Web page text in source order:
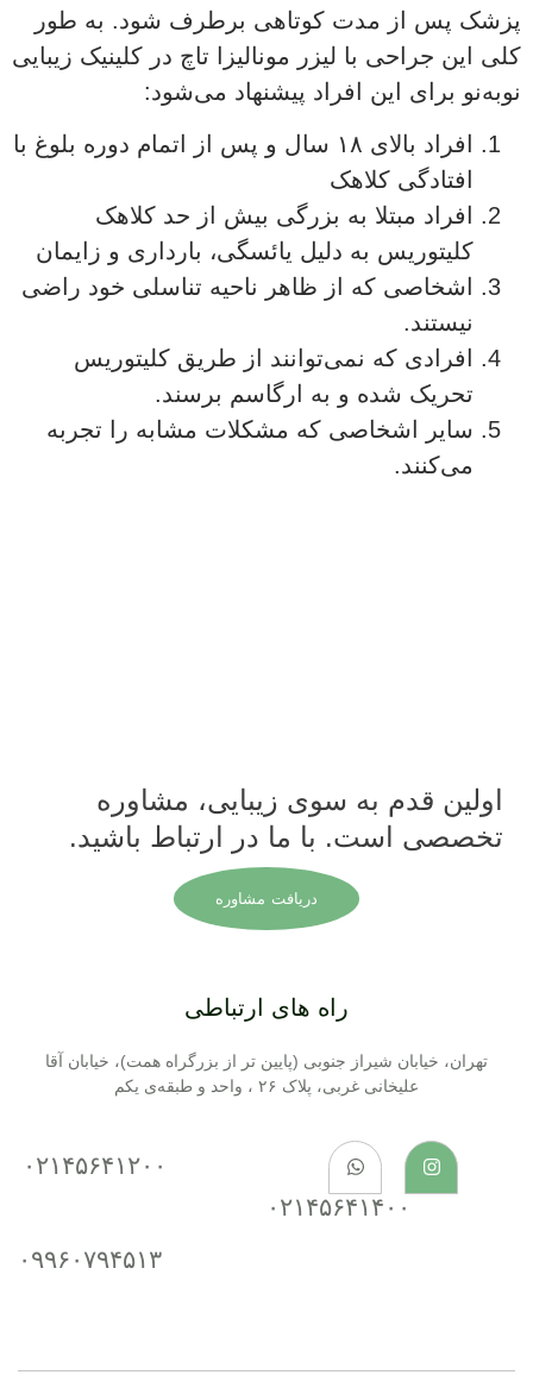
پزشک پس از مدت کوتاهی برطرف شود. به طور
کلی این جراحی با لیزر مونالیزا تاچ در کلینیک زیبایی
نوبه‌نو برای این افراد پیشنهاد می‌شود:
افراد بالای ۱۸ سال و پس از اتمام دوره بلوغ با
افتادگی کلاهک
افراد مبتلا به بزرگی بیش از حد کلاهک
کلیتوریس به دلیل یائسگی، بارداری و زایمان
اشخاصی که از ظاهر ناحیه تناسلی خود راضی
نیستند.
افرادی که نمی‌توانند از طریق کلیتوریس
تحریک شده و به ارگاسم برسند.
سایر اشخاصی که مشکلات مشابه را تجربه
می‌کنند.
اولین قدم به سوی زیبایی، مشاوره
تخصصی است. با ما در ارتباط باشید.
دریافت مشاوره
راه های ارتباطی
تهران، خیابان شیراز جنوبی (پایین تر از بزرگراه همت)، خیابان آقا
علیخانی غربی، پلاک ۲۶ ، واحد و طبقه‌ی یکم
۰۲۱۴۵۶۴۱۲۰۰
۰۲۱۴۵۶۴۱۴۰۰
۰۹۹۶۰۷۹۴۵۱۳